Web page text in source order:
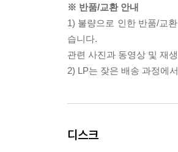
※ 반품/교환 안내
1) 불량으로 인한 반품/교
습니다.
관련 사진과 동영상 및 재
2) LP는 잦은 배송 과정에
디스크